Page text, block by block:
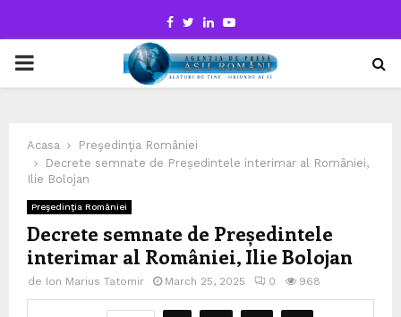
Facebook
TwitterLinkedinYoutube
PRIMARY
Acasa
Preşedinţia României
Decrete semnate de Președintele interimar al României,
Ilie Bolojan
Preşedinţia României
Decrete semnate de Președintele
interimar al României, Ilie Bolojan
de Ion Marius Tatomir March 25, 2025 0 968